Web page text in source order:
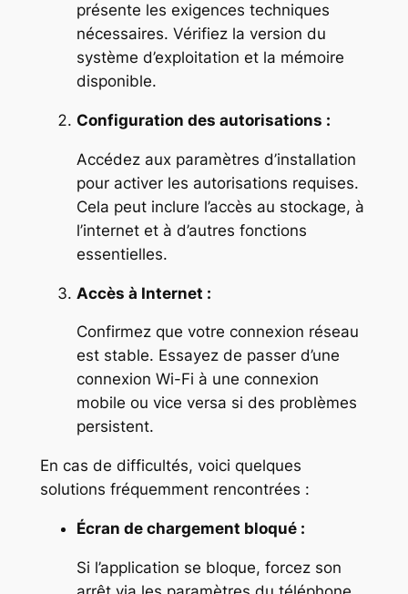
présente les exigences techniques
nécessaires. Vérifiez la version du
système d’exploitation et la mémoire
disponible.
Configuration des autorisations :
Accédez aux paramètres d’installation
pour activer les autorisations requises.
Cela peut inclure l’accès au stockage, à
l’internet et à d’autres fonctions
essentielles.
Accès à Internet :
Confirmez que votre connexion réseau
est stable. Essayez de passer d’une
connexion Wi-Fi à une connexion
mobile ou vice versa si des problèmes
persistent.
En cas de difficultés, voici quelques
solutions fréquemment rencontrées :
Écran de chargement bloqué :
Si l’application se bloque, forcez son